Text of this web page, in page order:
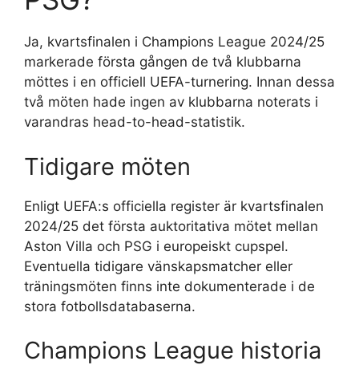
Ja, kvartsfinalen i Champions League 2024/25
markerade första gången de två klubbarna
möttes i en officiell UEFA-turnering. Innan dessa
två möten hade ingen av klubbarna noterats i
varandras head-to-head-statistik.
Tidigare möten
Enligt UEFA:s officiella register är kvartsfinalen
2024/25 det första auktoritativa mötet mellan
Aston Villa och PSG i europeiskt cupspel.
Eventuella tidigare vänskapsmatcher eller
träningsmöten finns inte dokumenterade i de
stora fotbollsdatabaserna.
Champions League historia